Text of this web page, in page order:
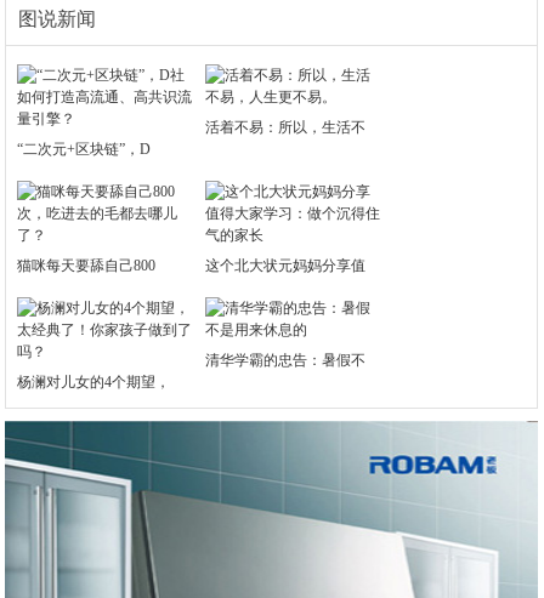
图说新闻
“二次元+区块链”，D
活着不易：所以，生活不
猫咪每天要舔自己800 这个北大状元妈妈分享值
杨澜对儿女的4个期望，
清华学霸的忠告：暑假不